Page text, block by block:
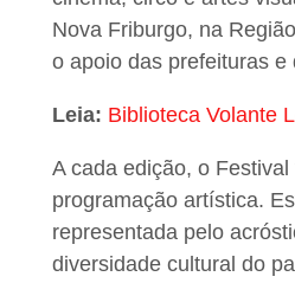
Nova Friburgo, na
o apoio das prefeituras
Leia: Biblioteca Volante
A cada edição, o
programação artística.
representada pelo
diversidade cultural do